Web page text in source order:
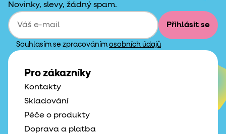
Novinky, slevy, žádný spam.
Přihlásit se
Souhlasím se zpracováním osobních údajů
Pro zákazníky
Kontakty
Skladování
Péče o produkty
Doprava a platba